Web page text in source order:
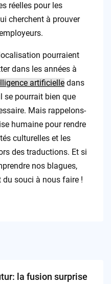
réelles pour les
cherchent à prouver
pourraient
dans les années à
artificielledans
se pourrait bien que
Mais rappelons-
humaine pour rendre
culturelles et les
des traductions. Et si
nos blagues,
souci à nous faire !
la fusion surprise